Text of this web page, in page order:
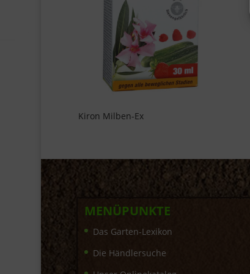
Kiron Milben-Ex
MENÜPUNKTE
Das Garten-Lexikon
Die Händlersuche